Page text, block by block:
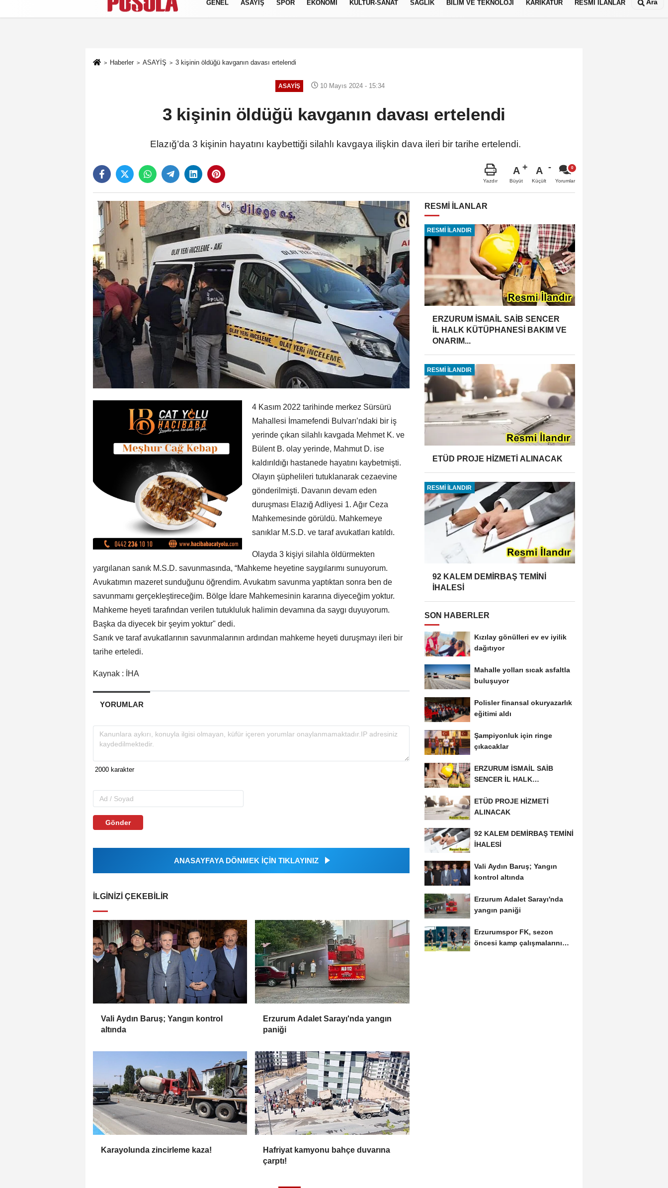
Künye İletişim Gizlilik Politikası
GENEL ASAYİŞ SPOR EKONOMİ KÜLTÜR-SANAT SAĞLIK BİLİM VE TEKNOLOJİ KARİKATÜR RESMİ İLANLAR Ara
Haberler ASAYİŞ 3 kişinin öldüğü kavganın davası ertelendi
ASAYİŞ 10 Mayıs 2024 - 15:34
3 kişinin öldüğü kavganın davası ertelendi
Elazığ’da 3 kişinin hayatını kaybettiği silahlı kavgaya ilişkin dava ileri bir tarihe ertelendi.
Yazdır
A
Büyüt
A
Küçült Yorumlar
4 Kasım 2022 tarihinde merkez Sürsürü
Mahallesi İmamefendi Bulvarı’ndaki bir iş
yerinde çıkan silahlı kavgada Mehmet K. ve
Bülent B. olay yerinde, Mahmut D. ise
kaldırıldığı hastanede hayatını kaybetmişti.
Olayın şüphelileri tutuklanarak cezaevine
gönderilmişti. Davanın devam eden
duruşması Elazığ Adliyesi 1. Ağır Ceza
Mahkemesinde görüldü. Mahkemeye
sanıklar M.S.D. ve taraf avukatları katıldı.
Olayda 3 kişiyi silahla öldürmekten
yargılanan sanık M.S.D. savunmasında, “Mahkeme heyetine saygılarımı sunuyorum.
Avukatımın mazeret sunduğunu öğrendim. Avukatım savunma yaptıktan sonra ben de
savunmamı gerçekleştireceğim. Bölge İdare Mahkemesinin kararına diyeceğim yoktur.
Mahkeme heyeti tarafından verilen tutukluluk halimin devamına da saygı duyuyorum.
Başka da diyecek bir şeyim yoktur" dedi.
Sanık ve taraf avukatlarının savunmalarının ardından mahkeme heyeti duruşmayı ileri bir
tarihe erteledi.
Kaynak : İHA
YORUMLAR
Gönder
ANASAYFAYA DÖNMEK İÇİN TIKLAYINIZ
İLGINIZI ÇEKEBILIR
Vali Aydın Baruş; Yangın kontrol
altında
Erzurum Adalet Sarayı'nda yangın
paniği
Karayolunda zincirleme kaza!
Hafriyat kamyonu bahçe duvarına
çarptı!
RESMİ İLANLAR
RESMİ İLANDIR
ERZURUM İSMAİL SAİB SENCER
İL HALK KÜTÜPHANESİ BAKIM VE
ONARIM...
RESMİ İLANDIR
ETÜD PROJE HİZMETİ ALINACAK
RESMİ İLANDIR
92 KALEM DEMİRBAŞ TEMİNİ
İHALESİ
SON HABERLER
Kızılay gönülleri ev ev iyilik
dağıtıyor
Mahalle yolları sıcak asfaltla
buluşuyor
Polisler finansal okuryazarlık
eğitimi aldı
Şampiyonluk için ringe
çıkacaklar
ERZURUM İSMAİL SAİB
SENCER İL HALK
ONARIM...
ETÜD PROJE HİZMETİ
ALINACAK
92 KALEM DEMİRBAŞ TEMİNİ
İHALESİ
Vali Aydın Baruş; Yangın
kontrol altında
Erzurum Adalet Sarayı'nda
yangın paniği
Erzurumspor FK, sezon
öncesi kamp çalışmalarını